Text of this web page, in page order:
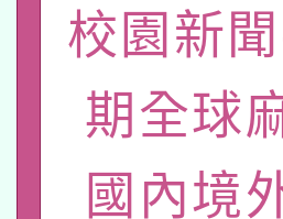
「數位內
pilot」
有關大陸
薪期間赴
轉知經濟
業技術研
115年8月
校園新
期全球
國內境